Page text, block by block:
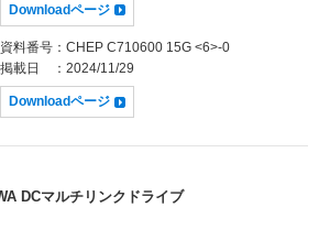
Downloadページ
資料番号 ：CHEP C710600 15G <6>-0
掲載日
：2024/11/29
Downloadページ
DCマルチリンクドライブ